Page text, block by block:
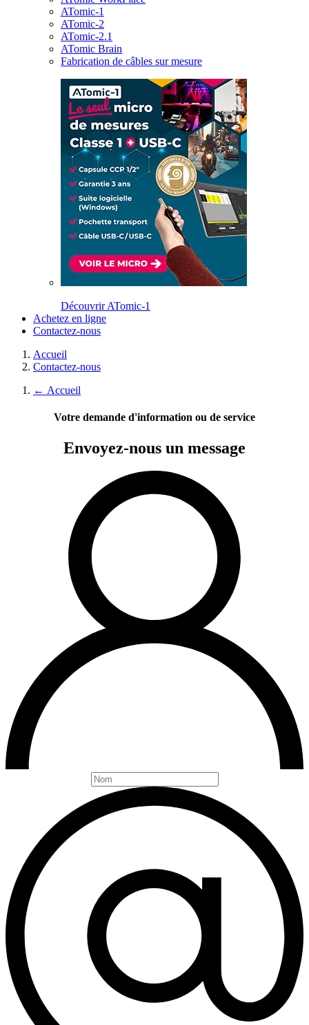
ATomic-1
ATomic-2
ATomic-2.1
ATomic Brain
Fabrication de câbles sur mesure
Découvrir ATomic-1
Achetez en ligne
Contactez-nous
Accueil
Contactez-nous
← Accueil
Votre demande d'information ou de service
Envoyez-nous un message